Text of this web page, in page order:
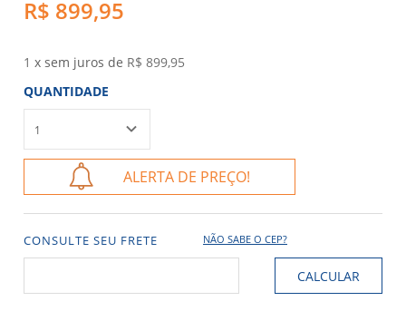
R$ 899,95
1 x sem juros de R$ 899,95
QUANTIDADE
ALERTA DE PREÇO!
CONSULTE SEU FRETE NÃO SABE O CEP?